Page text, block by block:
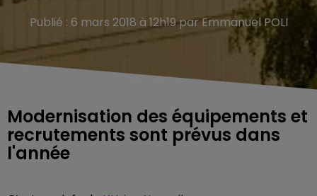
Publié : 6 mars 2018 à 12h19 par Emmanuel POLI
Modernisation des équipements et
recrutements sont prévus dans
l'année